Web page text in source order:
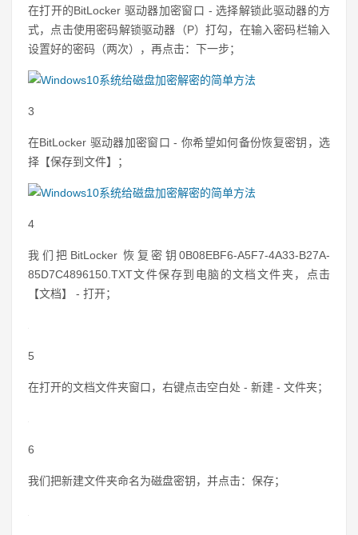
在打开的BitLocker 驱动器加密窗口 - 选择解锁此驱动器的方
式，点击使用密码解锁驱动器（P）打勾，在输入密码栏输入
设置好的密码（两次），再点击：下一步；
3
在BitLocker 驱动器加密窗口 - 你希望如何备份恢复密钥，选
择【保存到文件】；
4
我们把BitLocker 恢复密钥0B08EBF6-A5F7-4A33-B27A-
85D7C4896150.TXT文件保存到电脑的文档文件夹，点击
【文档】 - 打开；
5
在打开的文档文件夹窗口，右键点击空白处 - 新建 - 文件夹；
6
我们把新建文件夹命名为磁盘密钥，并点击：保存；